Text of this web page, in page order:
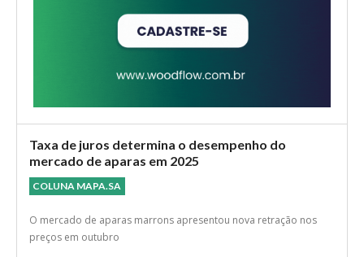
Taxa de juros determina o desempenho do
mercado de aparas em 2025
COLUNA MAPA.SA
O mercado de aparas marrons apresentou nova retração nos
preços em outubro